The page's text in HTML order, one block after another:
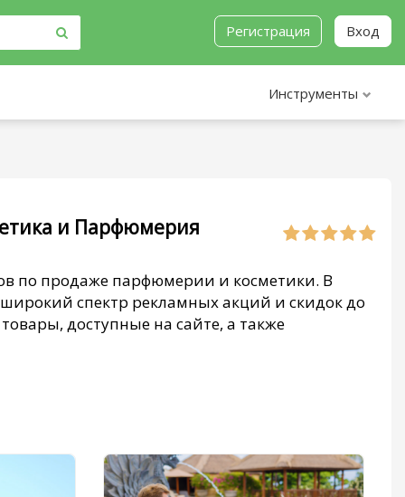
Регистрация Вход
Инструменты
и Парфюмерия
по продаже парфюмерии и косметики. В
спектр рекламных акций и скидок до
доступные на сайте, а также